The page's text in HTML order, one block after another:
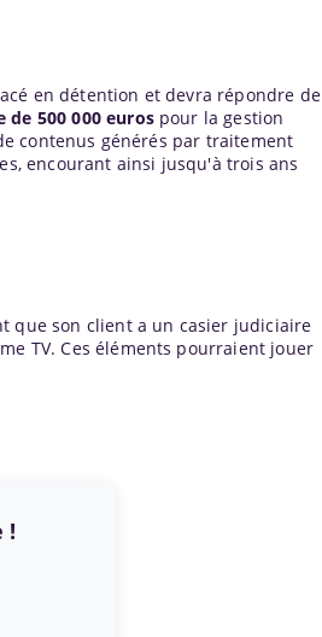
en détention et devra répondre de
de 500 000 eurospour la gestion
contenus générés par traitement
encourant ainsi jusqu'à trois ans
que son client a un casier judiciaire
TV. Ces éléments pourraient jouer
!